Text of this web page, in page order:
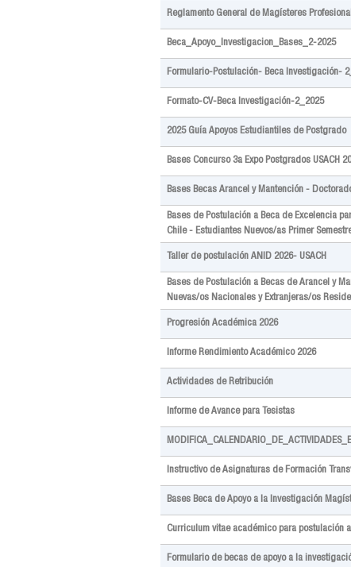
Reglamento General de Magísteres
Beca_Apoyo_Investigacion_Bases_2-2025
Formulario-Postulación- Beca Investigación-
Formato-CV-Beca Investigación-2_2025
2025 Guía Apoyos Estudiantiles de Postgrado
Bases Concurso 3a Expo Postgrados USACH
Bases Becas Arancel y Mantención -
Bases de Postulación a Beca de Excelencia
Chile - Estudiantes Nuevos/as Primer
Taller de postulación ANID 2026- USACH
Bases de Postulación a Becas de Arancel y
Nuevas/os Nacionales y Extranjeras/os
Progresión Académica 2026
Informe Rendimiento Académico 2026
Actividades de Retribución
Informe de Avance para Tesistas
Instructivo de Asignaturas de Formación
Bases Beca de Apoyo a la Investigación
Curriculum vitae académico para postulación
Formulario de becas de apoyo a la